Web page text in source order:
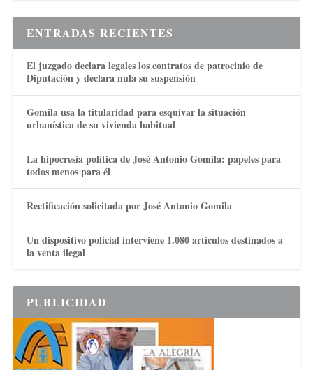
ENTRADAS RECIENTES
El juzgado declara legales los contratos de patrocinio de
Diputación y declara nula su suspensión
Gomila usa la titularidad para esquivar la situación
urbanística de su vivienda habitual
La hipocresía política de José Antonio Gomila: papeles para
todos menos para él
Rectificación solicitada por José Antonio Gomila
Un dispositivo policial interviene 1.080 artículos destinados a
la venta ilegal
PUBLICIDAD